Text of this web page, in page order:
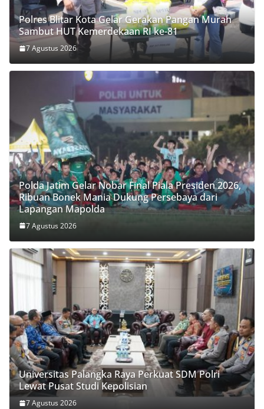
Polres Blitar Kota Gelar Gerakan Pangan Murah
Sambut HUT Kemerdekaan RI ke-81
7 Agustus 2026
Polda Jatim Gelar Nobar Final Piala Presiden 2026,
Ribuan Bonek Mania Dukung Persebaya dari
Lapangan Mapolda
7 Agustus 2026
Universitas Palangka Raya Perkuat SDM Polri
Lewat Pusat Studi Kepolisian
7 Agustus 2026